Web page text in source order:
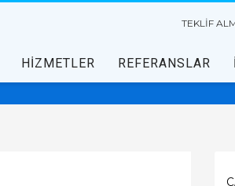
TEKLİF
HİZMETLER REFERANSLAR